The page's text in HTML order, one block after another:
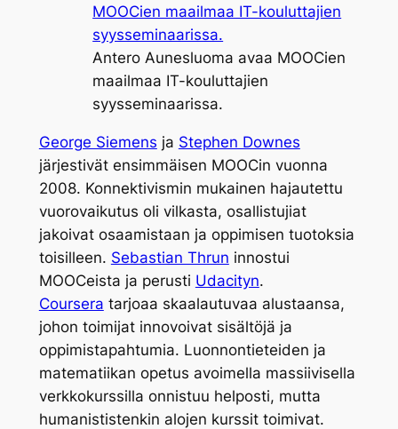
Antero Aunesluoma avaa MOOCien
maailmaa IT-kouluttajien
syysseminaarissa.
George Siemens ja Stephen Downes
järjestivät ensimmäisen MOOCin vuonna
2008. Konnektivismin mukainen hajautettu
vuorovaikutus oli vilkasta, osallistujiat
jakoivat osaamistaan ja oppimisen tuotoksia
toisilleen. Sebastian Thrun innostui
MOOCeista ja perusti Udacityn.
Coursera tarjoaa skaalautuvaa alustaansa,
johon toimijat innovoivat sisältöjä ja
oppimistapahtumia. Luonnontieteiden ja
matematiikan opetus avoimella massiivisella
verkkokurssilla onnistuu helposti, mutta
humanististenkin alojen kurssit toimivat.